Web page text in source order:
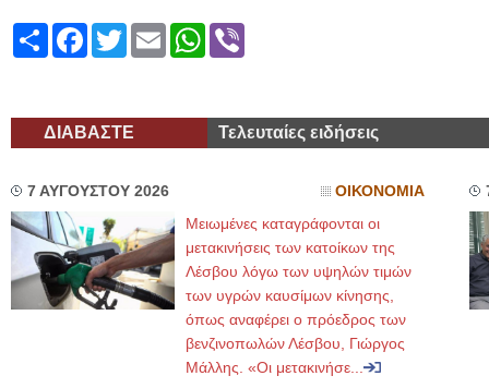
ShareFacebook
TwitterEmailWhatsApp
ΔΙΑΒΑΣΤΕ Τελευταίες ειδήσεις
7 ΑΥΓΟΥΣΤΟΥ 2026 ΟΙΚΟΝΟΜΙΑ
Μειωμένες καταγράφονται οι
μετακινήσεις των κατοίκων της
Λέσβου λόγω των υψηλών τιμών
των υγρών καυσίμων κίνησης,
όπως αναφέρει ο πρόεδρος των
βενζινοπωλών Λέσβου, Γιώργος
Μάλλης. «Οι μετακινήσε...